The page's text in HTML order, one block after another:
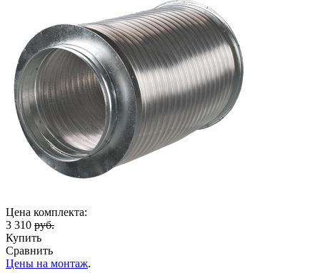
Цена комплекта:
3 310 руб.
Купить
Сравнить
Цены на монтаж.